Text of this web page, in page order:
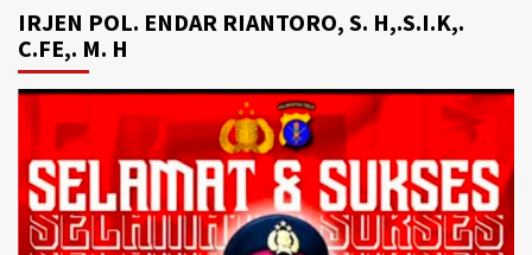
IRJEN POL. ENDAR RIANTORO, S. H,.S.I.K,.
C.FE,. M. H